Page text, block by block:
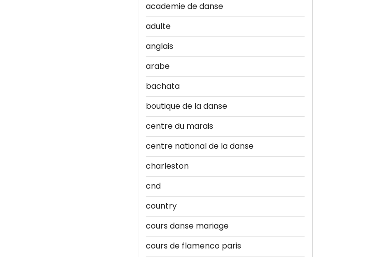
academie de danse
adulte
anglais
arabe
bachata
boutique de la danse
centre du marais
centre national de la danse
charleston
cnd
country
cours danse mariage
cours de flamenco paris